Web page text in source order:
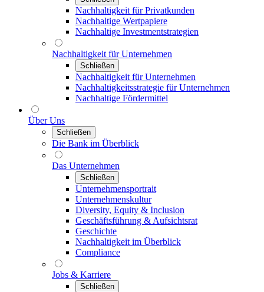
Nachhaltigkeit für Privatkunden
Nachhaltige Wertpapiere
Nachhaltige Investmentstrategien
Nachhaltigkeit für Unternehmen
Schließen
Nachhaltigkeit für Unternehmen
Nachhaltigkeitsstrategie für Unternehmen
Nachhaltige Fördermittel
Über Uns
Schließen
Die Bank im Überblick
Das Unternehmen
Schließen
Unternehmensportrait
Unternehmenskultur
Diversity, Equity & Inclusion
Geschäftsführung & Aufsichtsrat
Geschichte
Nachhaltigkeit im Überblick
Compliance
Jobs & Karriere
Schließen